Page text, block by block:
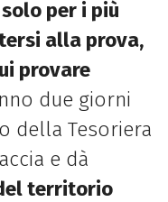
per i più
alla prova,
provare
due giorni
della Tesoriera
e dà
territorio